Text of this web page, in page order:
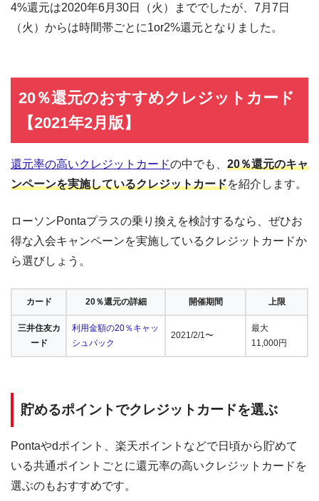
4%還元は2020年6月30日（火）まででしたが、7月7日
（火）からは時間帯ごとに1or2%還元となりました。
20％還元のおすすめクレジットカード
【2021年2月版】
還元率の高いクレジットカードの中でも、 20％還元のキャ
ンペーンを実施しているクレジットカードを紹介します。
ローソンPontaプラスの乗り換えを検討するなら、ぜひお
得な入会キャンペーンを実施しているクレジットカードか
ら選びしょう。
カード 20％還元の詳細 開催期間 上限
三井住友カ
ード
利用金額の20％キャッ
シュバック
2021/2/1〜
最大
11,000円
貯めるポイントでクレジットカードを選ぶ
Pontaやdポイント、楽天ポイントなどで日頃から貯めて
いる共通ポイントごとに還元率の高いクレジットカードを
選ぶのもおすすめです。